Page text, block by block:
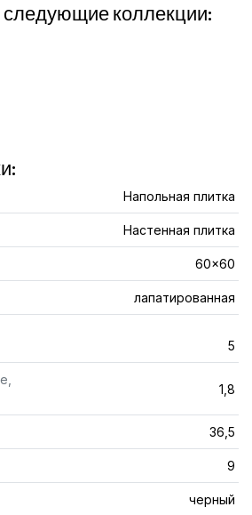
следующие коллекции:
Напольная плитка
Настенная плитка
60x60
лапатированная
5
1,8
36,5
9
черный